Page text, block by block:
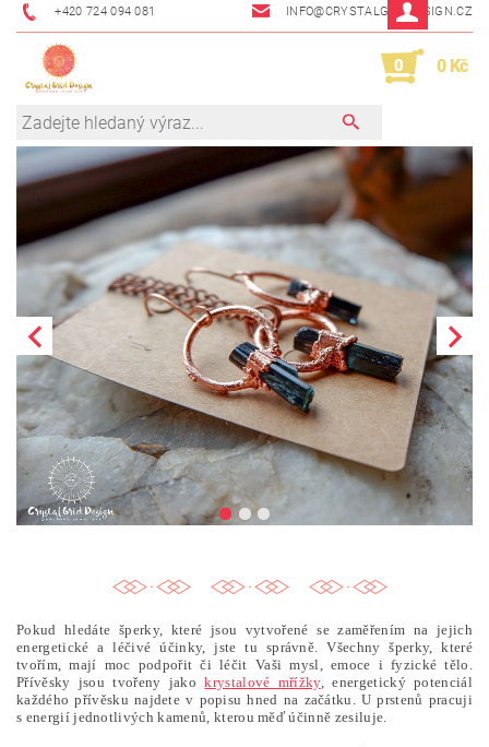
+420 724 094 081 INFO@CRYSTALGRIDDESIGN.CZ
0 0 Kč
Pokud hledáte šperky, které jsou vytvořené se zaměřením na jejich
energetické a léčivé účinky, jste tu správně. Všechny šperky, které
tvořím, mají moc podpořit či léčit Vaši mysl, emoce i fyzické tělo.
Přívěsky jsou tvořeny jakokrystalové mřížky, energetický potenciál
každého přívěsku najdete v popisu hned na začátku. U prstenů pracuji
s energií jednotlivých kamenů, kterou měď účinně zesiluje.